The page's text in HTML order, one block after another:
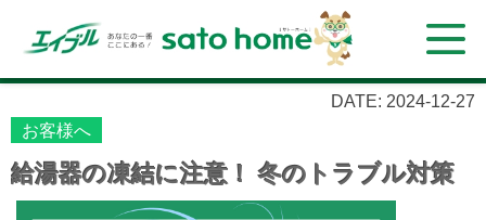
DATE: 2024-12-27
お客様へ
給湯器の凍結に注意！ 冬のトラブル対策